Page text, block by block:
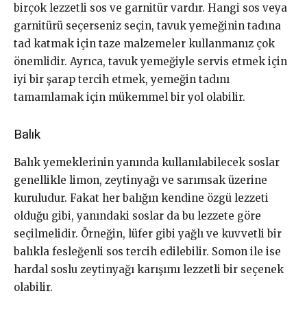
birçok lezzetli sos ve garnitür vardır. Hangi sos veya
garnitürü seçerseniz seçin, tavuk yemeğinin tadına
tad katmak için taze malzemeler kullanmanız çok
önemlidir. Ayrıca, tavuk yemeğiyle servis etmek için
iyi bir şarap tercih etmek, yemeğin tadını
tamamlamak için mükemmel bir yol olabilir.
Balık
Balık yemeklerinin yanında kullanılabilecek soslar
genellikle limon, zeytinyağı ve sarımsak üzerine
kuruludur. Fakat her balığın kendine özgü lezzeti
olduğu gibi, yanındaki soslar da bu lezzete göre
seçilmelidir. Örneğin, lüfer gibi yağlı ve kuvvetli bir
balıkla fesleğenli sos tercih edilebilir. Somon ile ise
hardal soslu zeytinyağı karışımı lezzetli bir seçenek
olabilir.